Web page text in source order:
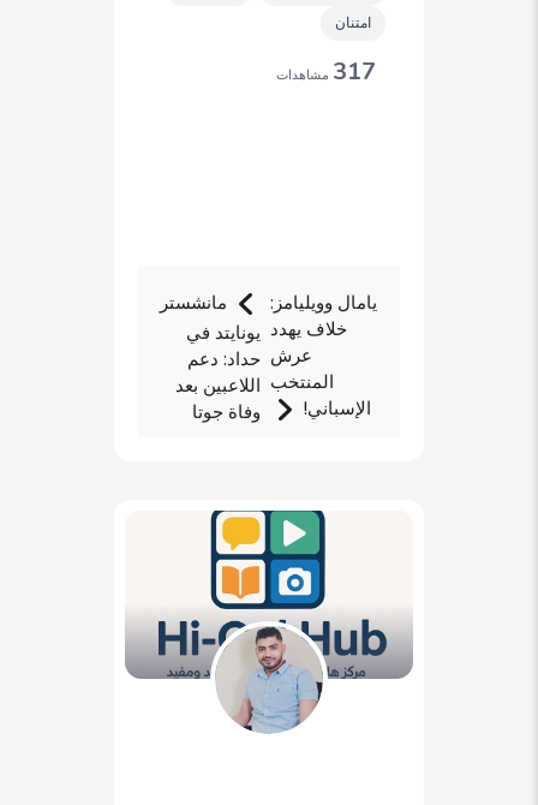
امتنان
317 مشاهدات
مانشستر
يونايتد في
حداد: دعم
اللاعبين بعد
وفاة جوتا
يامال وويليامز:
خلاف يهدد
عرش
المنتخب
الإسباني!